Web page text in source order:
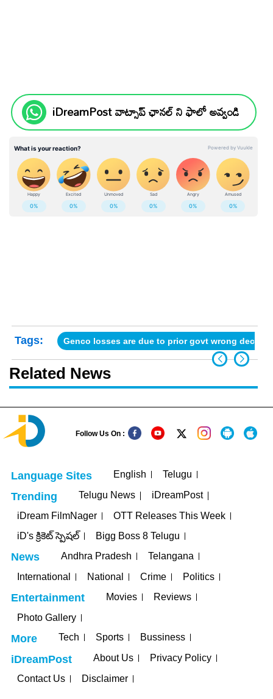
iDreamPost వాట్సాప్ ఛానల్ ని ఫాలో అవ్వండి
Tags: Genco losses are due to prior govt wrong
Related News
Follow Us On :
Language Sites English Telugu
Trending Telugu News
iDreamPost
iDream FilmNager
OTT Releases This Week
iD's క్రికెట్ స్పెషల్
Bigg Boss 8 Telugu
News Andhra Pradesh
Telangana
International
National Crime Politics
Entertainment Movies
Reviews
Photo Gallery
More Tech Sports Bussiness
iDreamPost About Us
Privacy Policy
Contact Us
Disclaimer